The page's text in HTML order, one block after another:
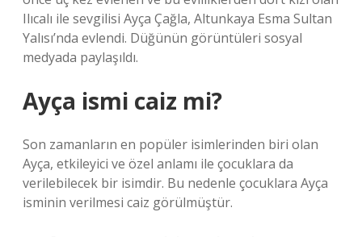
Ilıcalı ile sevgilisi Ayça Çağla, Altunkaya Esma Sultan
Yalısı’nda evlendi. Düğünün görüntüleri sosyal
medyada paylaşıldı.
Ayça ismi caiz mi?
Son zamanların en popüler isimlerinden biri olan
Ayça, etkileyici ve özel anlamı ile çocuklara da
verilebilecek bir isimdir. Bu nedenle çocuklara Ayça
isminin verilmesi caiz görülmüştür.